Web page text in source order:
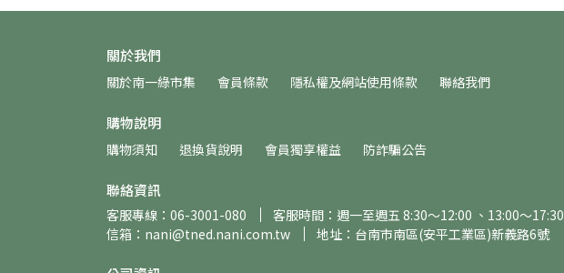
關於我們
關於南一綠市集 會員條款 隱私權及網站使用條款 聯絡我們
購物說明
購物須知 退換貨說明 會員獨享權益 防詐騙公告
聯絡資訊
客服專線：06-3001-080
客服時間：週一至週五 8:30～12:00 、13:00～17:30
信箱：nani@tned.nani.com.tw
地址：台南市南區(安平工業區)新義路6號